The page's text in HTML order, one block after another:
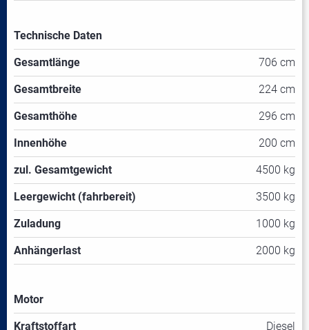
Technische Daten
Gesamtlänge 706 cm
Gesamtbreite 224 cm
Gesamthöhe 296 cm
Innenhöhe 200 cm
zul. Gesamtgewicht 4500 kg
Leergewicht (fahrbereit) 3500 kg
Zuladung 1000 kg
Anhängerlast 2000 kg
Motor
Kraftstoffart Diesel